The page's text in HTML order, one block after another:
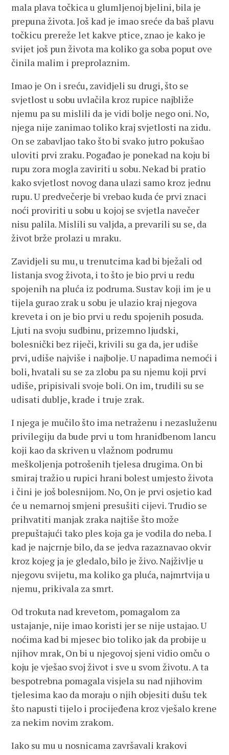
mala plava točkica u glumljenoj bjelini, bila je
prepuna života. Još kad je imao sreće da baš plavu
točkicu prereže let kakve ptice, znao je kako je
svijet još pun života ma koliko ga soba poput ove
činila malim i preprolaznim.
Imao je On i sreću, zavidjeli su drugi, što se
svjetlost u sobu uvlačila kroz rupice najbliže
njemu pa su mislili da je vidi bolje nego oni. No,
njega nije zanimao toliko kraj svjetlosti na zidu.
On se zabavljao tako što bi svako jutro pokušao
uloviti prvi zraku. Pogađao je ponekad na koju bi
rupu zora mogla zaviriti u sobu. Nekad bi pratio
kako svjetlost novog dana ulazi samo kroz jednu
rupu. U predvečerje bi vrebao kuda će prvi znaci
noći proviriti u sobu u kojoj se svjetla navečer
nisu palila. Mislili su valjda, a prevarili su se, da
život brže prolazi u mraku.
Zavidjeli su mu, u trenutcima kad bi bježali od
listanja svog života, i to što je bio prvi u redu
spojenih na pluća iz podruma. Sustav koji im je u
tijela gurao zrak u sobu je ulazio kraj njegova
kreveta i on je bio prvi u redu spojenih posuda.
Ljuti na svoju sudbinu, prizemno ljudski,
bolesnički bez riječi, krivili su ga da, jer udiše
prvi, udiše najviše i najbolje. U napadima nemoći i
boli, hvatali su se za zlobu pa su njemu koji prvi
udiše, pripisivali svoje boli. On im, trudili su se
udisati dublje, krade i truje zrak.
I njega je mučilo što ima netraženu i nezasluženu
privilegiju da bude prvi u tom hranidbenom lancu
koji kao da skriven u vlažnom podrumu
meškoljenja potrošenih tjelesa drugima. On bi
smiraj tražio u rupici hrani bolest umjesto života
i čini je još bolesnijom. No, On je prvi osjetio kad
će u nemarnoj smjeni presušiti cijevi. Trudio se
prihvatiti manjak zraka najtiše što može
prepuštajući tako ples koja ga je vodila do neba. I
kad je najcrnje bilo, da se jedva razaznavao okvir
kroz kojeg ja je gledalo, bilo je živo. Najživlje u
njegovu svijetu, ma koliko ga pluća, najmrtvija u
njemu, prikivala za smrt.
Od trokuta nad krevetom, pomagalom za
ustajanje, nije imao koristi jer se nije ustajao. U
noćima kad bi mjesec bio toliko jak da probije u
njihov mrak, On bi u njegovoj sjeni vidio omču o
koju je vješao svoj život i sve u svom životu. A ta
bespotrebna pomagala visjela su nad njihovim
tjelesima kao da moraju o njih objesiti dušu tek
što napusti tijelo i procijeđena kroz vješalo krene
za nekim novim zrakom.
Iako su mu u nosnicama završavali krakovi